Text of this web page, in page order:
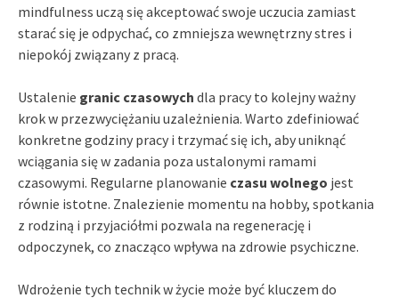
mindfulness uczą się akceptować swoje uczucia zamiast
starać się je odpychać, co zmniejsza wewnętrzny stres i
niepokój związany z pracą.
Ustalenie granic czasowych dla pracy to kolejny ważny
krok w przezwyciężaniu uzależnienia. Warto zdefiniować
konkretne godziny pracy i trzymać się ich, aby uniknąć
wciągania się w zadania poza ustalonymi ramami
czasowymi. Regularne planowanie czasu wolnego jest
równie istotne. Znalezienie momentu na hobby, spotkania
z rodziną i przyjaciółmi pozwala na regenerację i
odpoczynek, co znacząco wpływa na zdrowie psychiczne.
Wdrożenie tych technik w życie może być kluczem do